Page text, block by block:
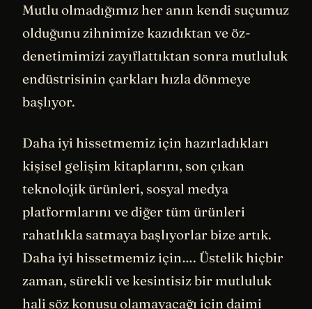
Mutlu olmadığımız her anın kendi suçumuz
olduğunu zihnimize kazıdıktan ve öz-
denetimimizi zayıflattıktan sonra mutluluk
endüstrisinin çarkları hızla dönmeye
başlıyor.
Daha iyi hissetmemiz için hazırladıkları
kişisel gelişim kitaplarını, son çıkan
teknolojik ürünleri, sosyal medya
platformlarını ve diğer tüm ürünleri
rahatlıkla satmaya başlıyorlar bize artık.
Daha iyi hissetmemiz için…. Üstelik hiçbir
zaman, sürekli ve kesintisiz bir mutluluk
hali söz konusu olamayacağı için daimi